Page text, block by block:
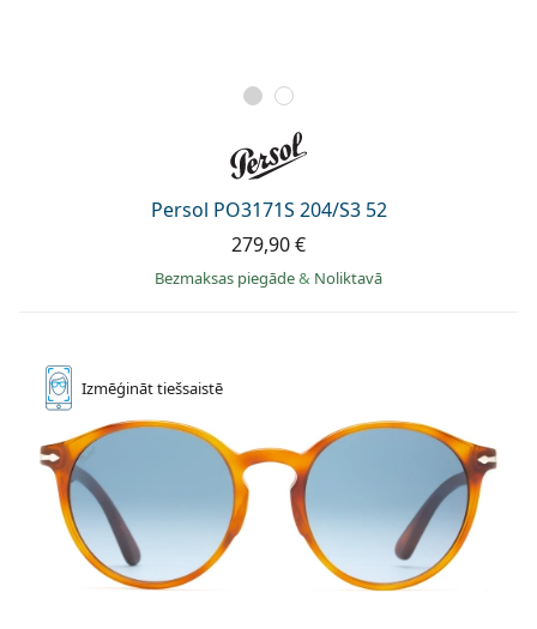
Persol PO3171S 204/S3 52
279,90 €
Bezmaksas piegāde& Noliktavā
Izmēģināttiešsaistē